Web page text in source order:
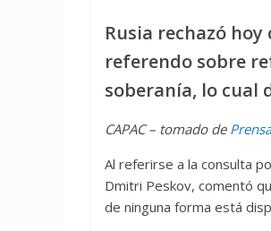
Rusia rechazó
referendo sobre
soberanía, lo cual
CAPAC – tomado de
Al referirse a la consulta
Dmitri Peskov, comentó
de ninguna forma está